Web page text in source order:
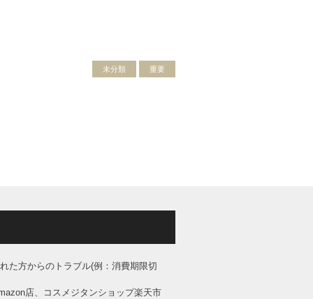
未分類 重要
た方からのトラブル(例：消費期限切
店、コスメジタンショップ楽天市